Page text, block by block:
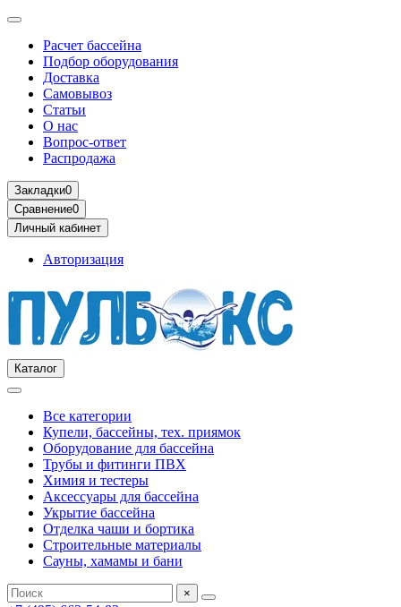
Расчет бассейна
Подбор оборудования
Доставка
Самовывоз
Статьи
О нас
Вопрос-ответ
Распродажа
Закладки0
Сравнение0
Личный кабинет
Авторизация
Каталог
Все категории
Купели, бассейны, тех. приямок
Оборудование для бассейна
Трубы и фитинги ПВХ
Химия и тестеры
Аксессуары для бассейна
Укрытие бассейна
Отделка чаши и бортика
Строительные материалы
Сауны, хамамы и бани
×